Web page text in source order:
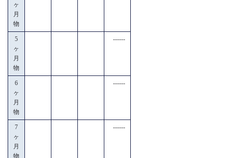
ヶ
月
物
5
ヶ
月
物
------
6
ヶ
月
物
------
7
ヶ
月
物
------